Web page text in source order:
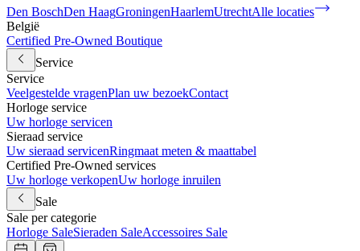
Den BoschDen HaagGroningenHaarlemUtrechtAlle locaties
België
Certified Pre-Owned Boutique
Service
Service
Veelgestelde vragenPlan uw bezoekContact
Horloge service
Uw horloge servicen
Sieraad service
Uw sieraad servicenRingmaat meten & maattabel
Certified Pre-Owned services
Uw horloge verkopenUw horloge inruilen
Sale
Sale per categorie
Horloge SaleSieraden SaleAccessoires Sale